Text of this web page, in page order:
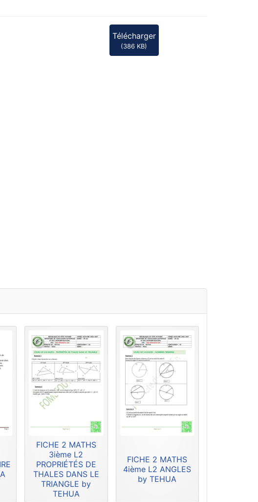
Télécharger
(386 KB)
FICHE 2 MATHS
3ième L2
PROPRIÉTÉS DE
THALES DANS LE
TRIANGLE by
TEHUA
FICHE 2 MATHS
4ième L2 ANGLES
by TEHUA